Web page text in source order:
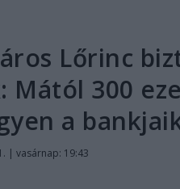
Lőrinc
Mától 300
a
| vasárnap: 19:43